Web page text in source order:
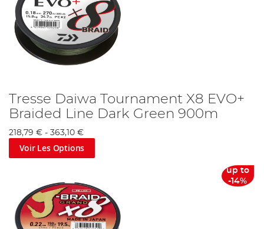
Tresse Daiwa Tournament X8 EVO+
Braided Line Dark Green 900m
218,79 € - 363,10 €
Voir Les Options
up to
-14%